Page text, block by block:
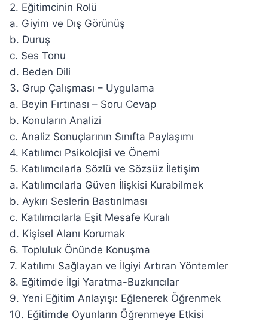
2. Eğitimcinin Rolü
a. Giyim ve Dış Görünüş
b. Duruş
c. Ses Tonu
d. Beden Dili
3. Grup Çalışması – Uygulama
a. Beyin Fırtınası – Soru Cevap
b. Konuların Analizi
c. Analiz Sonuçlarının Sınıfta Paylaşımı
4. Katılımcı Psikolojisi ve Önemi
5. Katılımcılarla Sözlü ve Sözsüz İletişim
a. Katılımcılarla Güven İlişkisi Kurabilmek
b. Aykırı Seslerin Bastırılması
c. Katılımcılarla Eşit Mesafe Kuralı
d. Kişisel Alanı Korumak
6. Topluluk Önünde Konuşma
7. Katılımı Sağlayan ve İlgiyi Artıran Yöntemler
8. Eğitimde İlgi Yaratma-Buzkırıcılar
9. Yeni Eğitim Anlayışı: Eğlenerek Öğrenmek
10. Eğitimde Oyunların Öğrenmeye Etkisi